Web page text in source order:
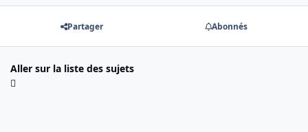
Partager Abonnés
Aller sur la liste des sujets